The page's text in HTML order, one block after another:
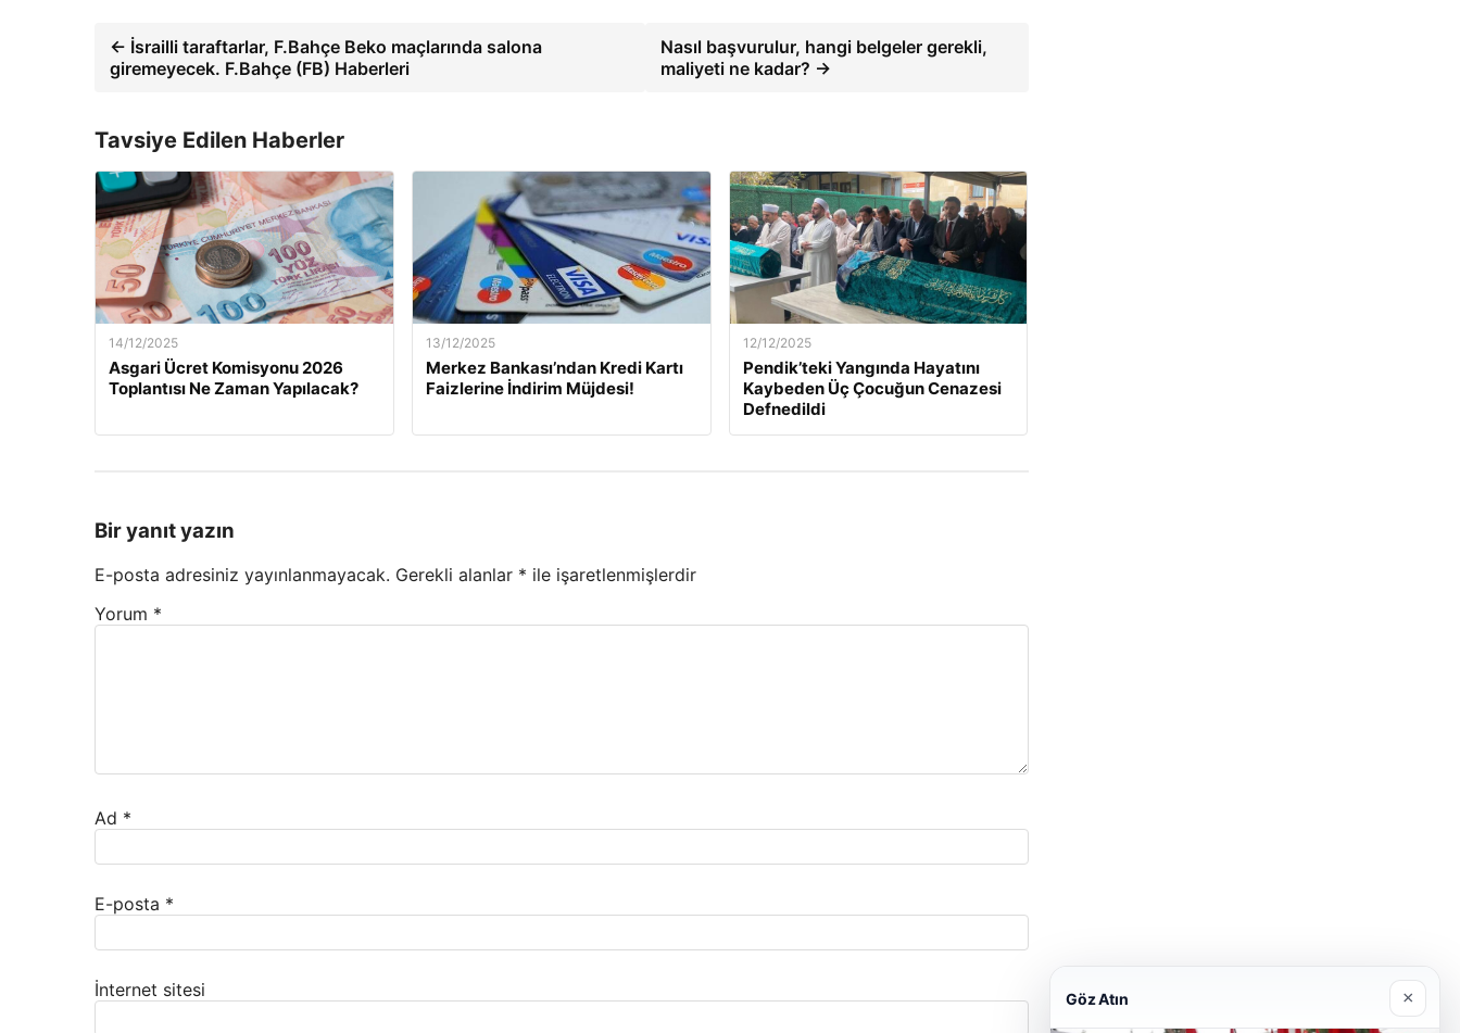
← İsrailli taraftarlar, F.Bahçe Beko maçlarında salona
giremeyecek. F.Bahçe (FB) Haberleri
Nasıl başvurulur, hangi belgeler gerekli,
maliyeti ne kadar? →
Tavsiye Edilen Haberler
14/12/2025
Asgari Ücret Komisyonu 2026
Toplantısı Ne Zaman Yapılacak?
13/12/2025
Merkez Bankası’ndan Kredi Kartı
Faizlerine İndirim Müjdesi!
12/12/2025
Pendik’teki Yangında Hayatını
Kaybeden Üç Çocuğun Cenazesi
Defnedildi
Bir yanıt yazın
E-posta adresiniz yayınlanmayacak. Gerekli alanlar * ile işaretlenmişlerdir
Yorum *
Ad *
E-posta *
İnternet sitesi Göz Atın ×